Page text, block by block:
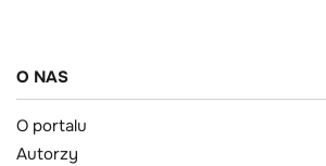
O NAS
O portalu
Autorzy